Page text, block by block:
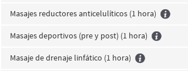
Masajes reductores anticelulíticos (1 hora)
Masajes deportivos (pre y post) (1 hora)
Masaje de drenaje linfático (1 hora)